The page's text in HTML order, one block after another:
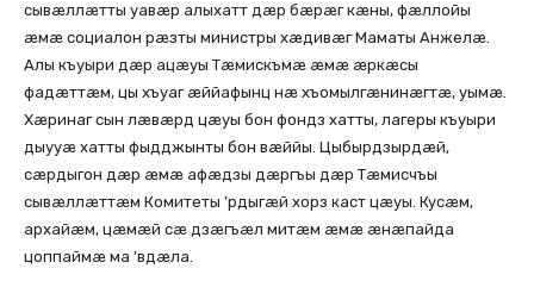
сывæллæтты уавæр алыхатт дæр бæрæг кæны, фæллойы
æмæ социалон рæзты министры хæдивæг Маматы Анжелæ.
Алы къуыри дæр ацæуы Тæмискъмæ æмæ æркæсы
фадæттæм, цы хъуаг æййафынц нæ хъомылгæнинæгтæ, уымæ.
Хæринаг сын лæвæрд цæуы бон фондз хатты, лагеры къуыри
дыууæ хатты фыдджынты бон вæййы. Цыбырдзырдæй,
сæрдыгон дæр æмæ афæдзы дæргъы дæр Тæмисчъы
сывæллæттæм Комитеты ’рдыгæй хорз каст цæуы. Кусæм,
архайæм, цæмæй сæ дзæгъæл митæм æмæ æнæпайда
цоппаймæ ма ’вдæла.